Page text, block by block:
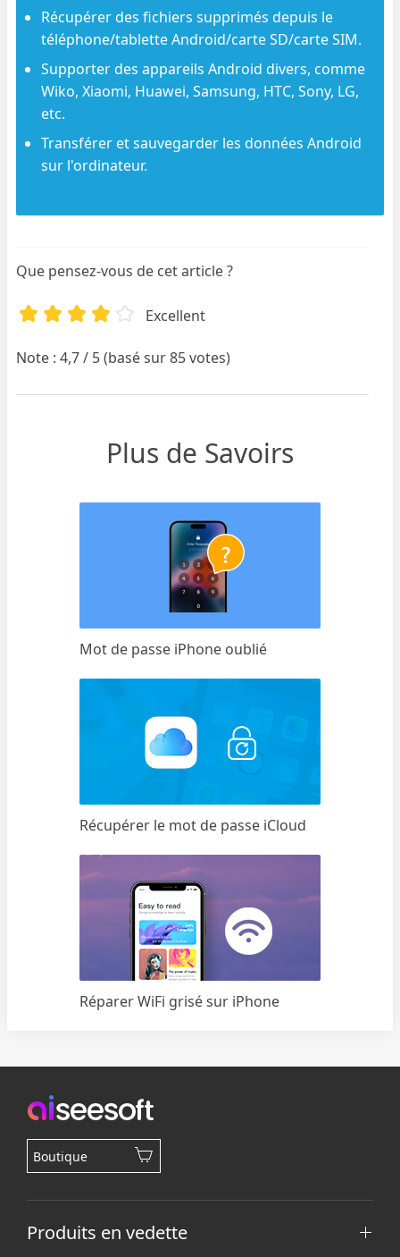
Récupérer des fichiers supprimés depuis le
téléphone/tablette Android/carte SD/carte SIM.
Supporter des appareils Android divers, comme
Wiko, Xiaomi, Huawei, Samsung, HTC, Sony, LG,
etc.
Transférer et sauvegarder les données Android
sur l'ordinateur.
Que pensez-vous de cet article ?
Excellent
Note : 4,7 / 5 (basé sur 85 votes)
Plus de Savoirs
Mot de passe iPhone oublié
Récupérer le mot de passe iCloud
Réparer WiFi grisé sur iPhone
Boutique
Produits en vedette